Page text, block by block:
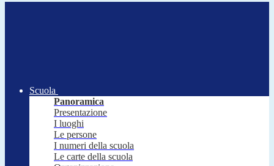
Scuola
Panoramica
Presentazione
I luoghi
Le persone
I numeri della scuola
Le carte della scuola